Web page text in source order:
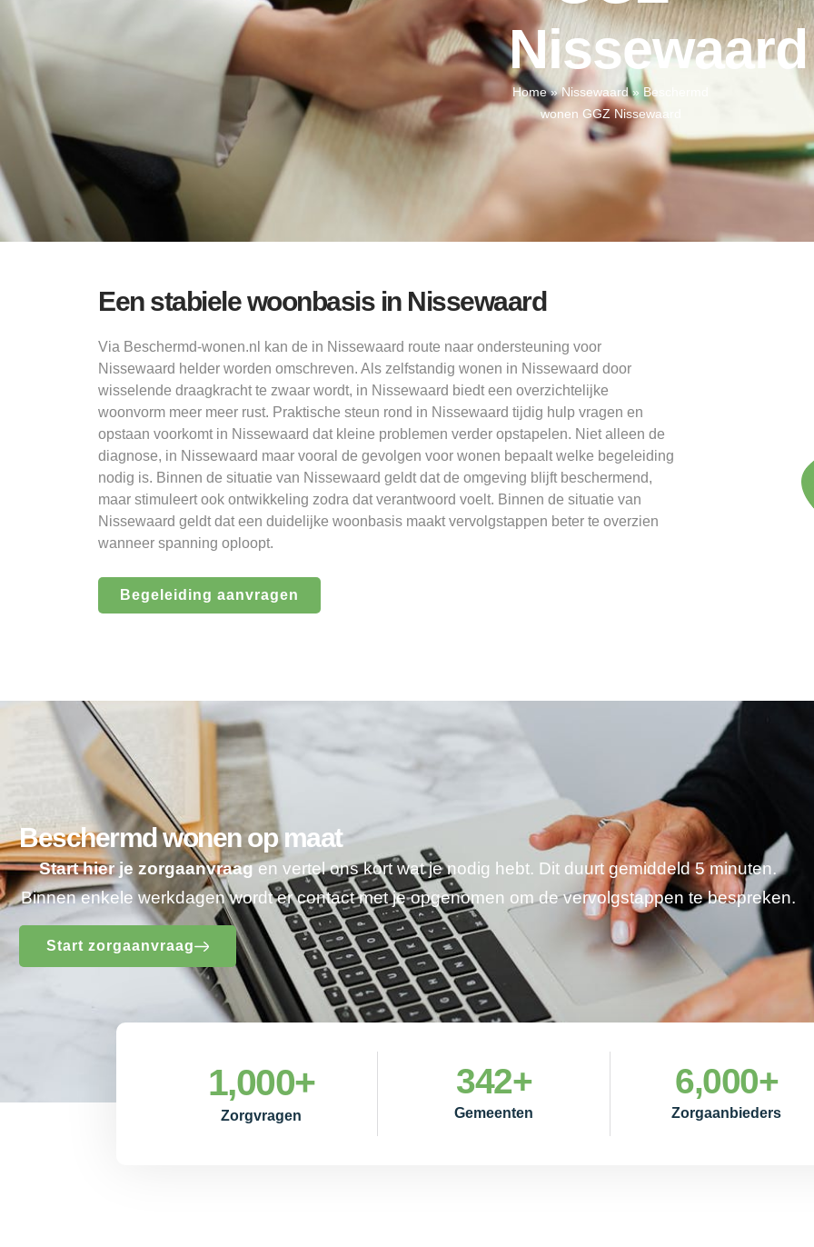
Nissewaard
Home»Nissewaard» Beschermd
wonen GGZ Nissewaard
Een stabiele woonbasis in Nissewaard
Via Beschermd-wonen.nl kan de in Nissewaard route naar ondersteuning voor
Nissewaard helder worden omschreven. Als zelfstandig wonen in Nissewaard door
wisselende draagkracht te zwaar wordt, in Nissewaard biedt een overzichtelijke
woonvorm meer meer rust. Praktische steun rond in Nissewaard tijdig hulp vragen en
opstaan voorkomt in Nissewaard dat kleine problemen verder opstapelen. Niet alleen de
diagnose, in Nissewaard maar vooral de gevolgen voor wonen bepaalt welke begeleiding
nodig is. Binnen de situatie van Nissewaard geldt dat de omgeving blijft beschermend,
maar stimuleert ook ontwikkeling zodra dat verantwoord voelt. Binnen de situatie van
Nissewaard geldt dat een duidelijke woonbasis maakt vervolgstappen beter te overzien
wanneer spanning oploopt.
Begeleiding aanvragen
Beschermd wonen op maat
Start hier je zorgaanvraagen vertel ons kort wat je nodig hebt. Dit duurt gemiddeld 5 minuten.
Binnen enkele werkdagen wordt er contact met je opgenomen om de vervolgstappen te bespreken.
Start zorgaanvraag
Zorgvragen
1,000+
Gemeenten
342+
Zorgaanbieders
6,000+